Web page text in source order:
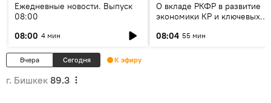
Ежедневные новости. Выпуск
08:00
08:00 4 мин
О вкладе РКФР в развитие
экономики КР и ключевых
08:04 55 мин
Вчера Сегодня К эфиру
г. Бишкек 89.3